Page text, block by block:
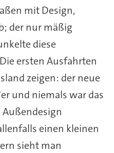
mit Design,
der nur mäßig
diese
ersten Ausfahrten
zeigen: der neue
und niemals war das
Außendesign
einen kleinen
sieht man